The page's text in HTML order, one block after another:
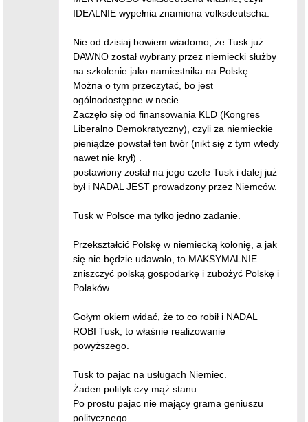
IDEALNIE wypełnia znamiona volksdeutscha.
Nie od dzisiaj bowiem wiadomo, że Tusk już
DAWNO został wybrany przez niemiecki służby
na szkolenie jako namiestnika na Polskę.
Można o tym przeczytać, bo jest
ogólnodostępne w necie.
Zaczęło się od finansowania KLD (Kongres
Liberalno Demokratyczny), czyli za niemieckie
pieniądze powstał ten twór (nikt się z tym wtedy
nawet nie krył) .
postawiony został na jego czele Tusk i dalej już
był i NADAL JEST prowadzony przez Niemców.
Tusk w Polsce ma tylko jedno zadanie.
Przekształcić Polskę w niemiecką kolonię, a jak
się nie będzie udawało, to MAKSYMALNIE
zniszczyć polską gospodarkę i zubożyć Polskę i
Polaków.
Gołym okiem widać, że to co robił i NADAL
ROBI Tusk, to właśnie realizowanie
powyższego.
Tusk to pajac na usługach Niemiec.
Żaden polityk czy mąż stanu.
Po prostu pajac nie mający grama geniuszu
politycznego.